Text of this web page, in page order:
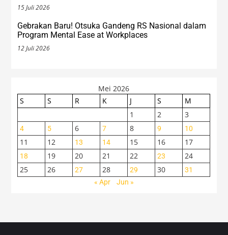
15 Juli 2026
Gebrakan Baru! Otsuka Gandeng RS Nasional dalam
Program Mental Ease at Workplaces
12 Juli 2026
Mei 2026
S
S R K J S
M
1
2 3
4 5 6 7 8 9 10
11 12 13 14 15 16 17
18 19 20 21 22 23
24
25
26 27 28 29 30
31
« Apr
Jun »